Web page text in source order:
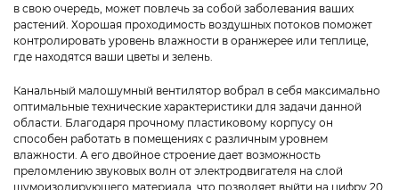
в свою очередь, может повлечь за собой заболевания ваших
растений. Хорошая проходимость воздушных потоков поможет
контролировать уровень влажности в оранжерее или теплице,
где находятся ваши цветы и зелень.
Канальный малошумный вентилятор вобрал в себя максимально
оптимальные технические характеристики для задачи данной
области. Благодаря прочному пластиковому корпусу он
способен работать в помещениях с различным уровнем
влажности. А его двойное строение дает возможность
преломлению звуковых волн от электродвигателя на слой
шумоизолирующего материала, что позволяет выйти на цифру 20